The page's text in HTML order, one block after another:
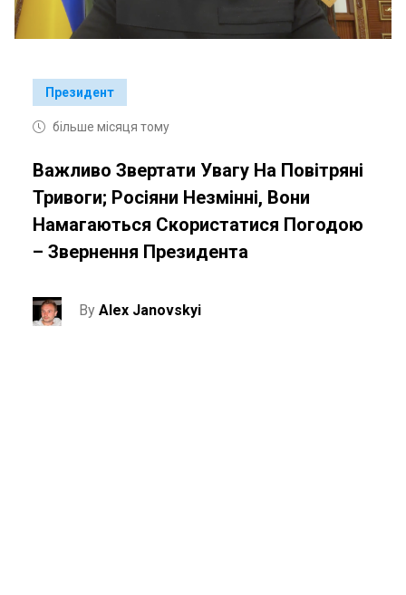
Президент
більше місяця тому
Важливо Звертати Увагу На Повітряні
Тривоги; Росіяни Незмінні, Вони
Намагаються Скористатися Погодою
– Звернення Президента
ByAlex Janovskyi